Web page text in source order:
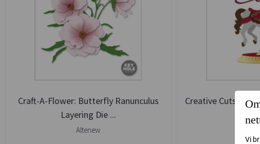
Craft-A-Flower: Butterfly Ranunculus
Layering Die ...
Altenew
Creative Cuts:
Vi